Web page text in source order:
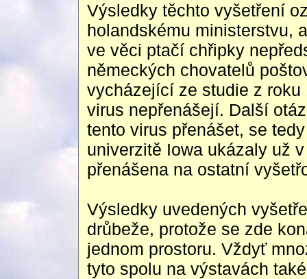
Výsledky těchto vyšetření
holandskému ministerstvu,
ve věci ptačí chřipky
německých chovatelů
vycházející ze studie z
virus nepřenášejí. Další
tento virus přenášet, se
univerzitě Iowa ukázaly už
přenášena na ostatní
Výsledky uvedených
drůbeže, protože se zde
jednom prostoru. Vždyť
tyto spolu na výstavách